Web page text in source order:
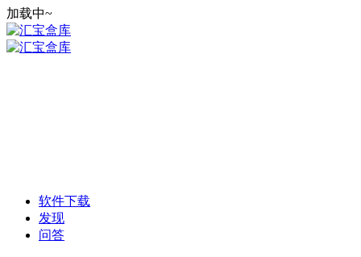
加载中~
软件下载
发现
问答